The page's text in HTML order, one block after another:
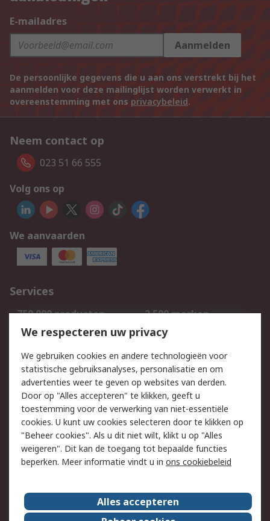
E-mailadres
Aanmelden
De persoonlijke gegevens die u aan ons verstrekt bij het
aanmelden voor deze mailinglijst worden verwerkt in
overeenstemming met ons privacybeleid.
Neem contact op
023 51 66 555
Volg ons op
We aanvaarden
Services
750.000 producten
2.500 merken
Bestellen
Inkoopoplossingen
Track & Trace
Wettelijk
Cookiebeleid
Email veiligheid
Privacybeleid
Websitevoorwaarden
Algemene
verkoopvoorwaarden
Over RS
We respecteren uw privacy
We gebruiken cookies en andere technologieën voor
statistische gebruiksanalyses, personalisatie en om
advertenties weer te geven op websites van derden.
Door op "Alles accepteren" te klikken, geeft u
toestemming voor de verwerking van niet-essentiële
cookies. U kunt uw cookies selecteren door te klikken op
"Beheer cookies". Als u dit niet wilt, klikt u op "Alles
weigeren". Dit kan de toegang tot bepaalde functies
beperken. Meer informatie vindt u in ons cookiebeleid
Alles accepteren